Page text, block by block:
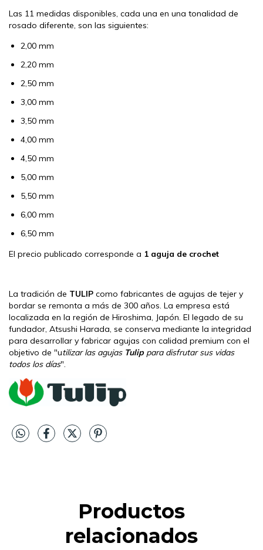
Las 11 medidas disponibles, cada una en una tonalidad de
rosado diferente, son las siguientes:
2,00 mm
2,20 mm
2,50 mm
3,00 mm
3,50 mm
4,00 mm
4,50 mm
5,00 mm
5,50 mm
6,00 mm
6,50 mm
El precio publicado corresponde a 1 aguja de crochet
La tradición de TULIP como fabricantes de agujas de tejer y
bordar se remonta a más de 300 años. La empresa está
localizada en la región de Hiroshima, Japón. El legado de su
fundador, Atsushi Harada, se conserva mediante la integridad
para desarrollar y fabricar agujas con calidad premium con el
objetivo de "utilizar las agujas Tulippara disfrutar sus vidas
todos los días".
Productos
relacionados